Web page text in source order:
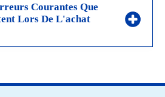
Courantes Que
Lors De L'achat